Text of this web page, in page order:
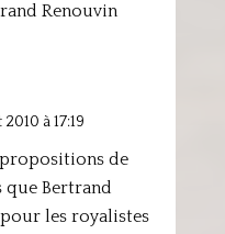
Renouvin
2010 à 17:19
de
que Bertrand
les royalistes